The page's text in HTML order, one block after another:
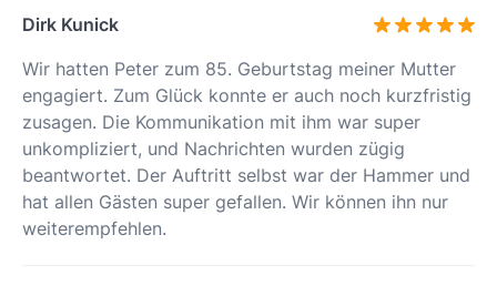
Dirk Kunick
Wir hatten Peter zum 85. Geburtstag meiner Mutter
engagiert. Zum Glück konnte er auch noch kurzfristig
zusagen. Die Kommunikation mit ihm war super
unkompliziert, und Nachrichten wurden zügig
beantwortet. Der Auftritt selbst war der Hammer und
hat allen Gästen super gefallen. Wir können ihn nur
weiterempfehlen.